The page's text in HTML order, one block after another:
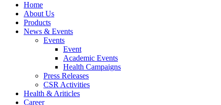
Home
About Us
Products
News & Events
Events
Event
Academic Events
Health Campaigns
Press Releases
CSR Activities
Health & Ariticles
Career